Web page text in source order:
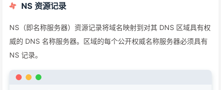
NS 资源记录
NS（即名称服务器）资源记录将域名映射到对其 DNS 区域具有权
威的 DNS 名称服务器。区域的每个公开权威名称服务器必须具有
NS 记录。